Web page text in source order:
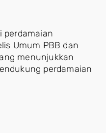
perdamaian
Umum PBB dan
menunjukkan
perdamaian